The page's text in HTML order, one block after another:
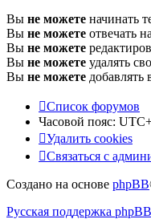
Вы не можете начинать
Вы не можете отвечать
Вы не можете
Вы не можете удалять
Вы не можете добавлять
Список форумов
Часовой пояс:
Удалить cookies
Связаться с
Создано на основе phpBB
Русская поддержка phpBB